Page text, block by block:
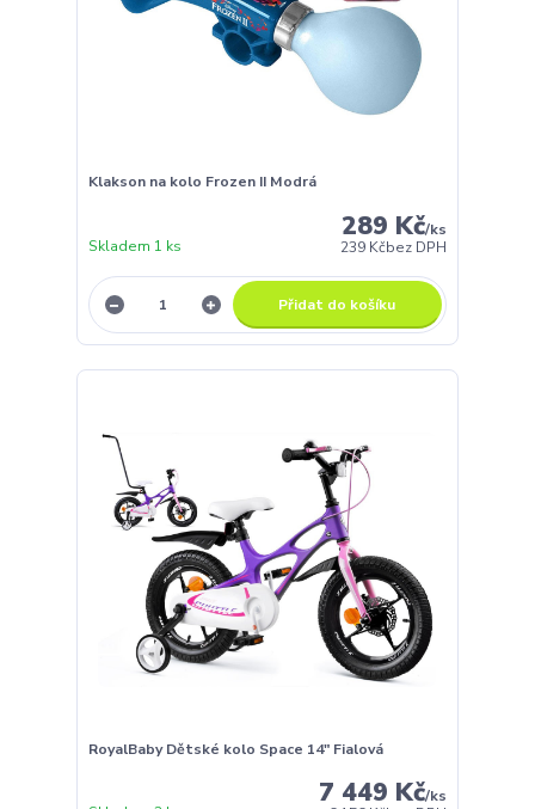
Klakson na kolo Frozen II Modrá
289 Kč/ks
239 Kčbez DPH
Skladem 1 ks
Přidat do košíku
RoyalBaby Dětské kolo Space 14" Fialová
7 449 Kč/ks